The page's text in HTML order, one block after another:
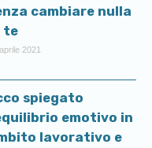
cambiare nulla
te
2021
spiegato
emotivo in
lavorativo e